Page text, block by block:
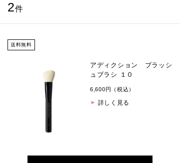
2件
送料無料
アディクション ブラッシ
ュブラシ １０
6,600円（税込）
詳しく見る